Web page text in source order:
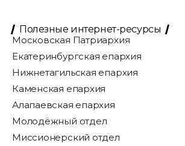
Полезные интернет-ресурсы
Московская Патриархия
Екатеринбургская епархия
Нижнетагильская епархия
Каменская епархия
Алапаевская епархия
Молодёжный отдел
Миссионерский отдел